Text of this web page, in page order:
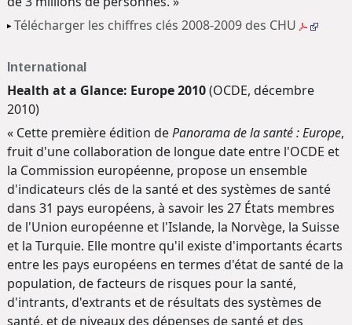
Télécharger les chiffres clés 2008-2009 des CHU
International
Health at a Glance: Europe 2010(OCDE, décembre
2010)
« Cette première édition dePanorama de la santé : Europe,
fruit d'une collaboration de longue date entre l'OCDE et
la Commission européenne, propose un ensemble
d'indicateurs clés de la santé et des systèmes de santé
dans 31 pays européens, à savoir les 27 États membres
de l'Union européenne et l'Islande, la Norvège, la Suisse
et la Turquie. Elle montre qu'il existe d'importants écarts
entre les pays européens en termes d'état de santé de la
population, de facteurs de risques pour la santé,
d'intrants, d'extrants et de résultats des systèmes de
santé, et de niveaux des dépenses de santé et des